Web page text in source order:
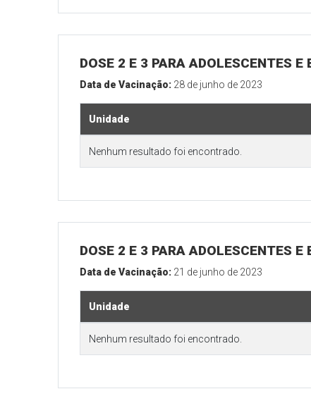
DOSE 2 E 3 PARA ADOLESCENTES
Data de Vacinação: 28 de junho de 2023
Unidade
Nenhum resultado foi encontrado.
DOSE 2 E 3 PARA ADOLESCENTES
Data de Vacinação: 21 de junho de 2023
Unidade
Nenhum resultado foi encontrado.